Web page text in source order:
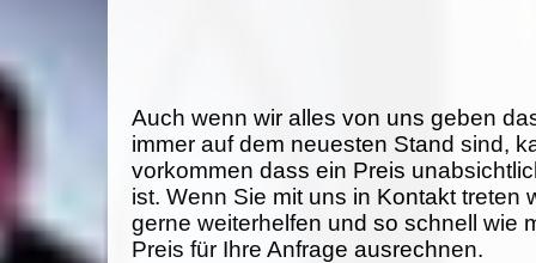
Auch wenn wir alles von uns geben
immer auf dem neuesten Stand sind,
vorkommen dass ein Preis
ist. Wenn Sie mit uns in Kontakt treten
gerne weiterhelfen und so schnell wie
Preis für Ihre Anfrage ausrechnen.